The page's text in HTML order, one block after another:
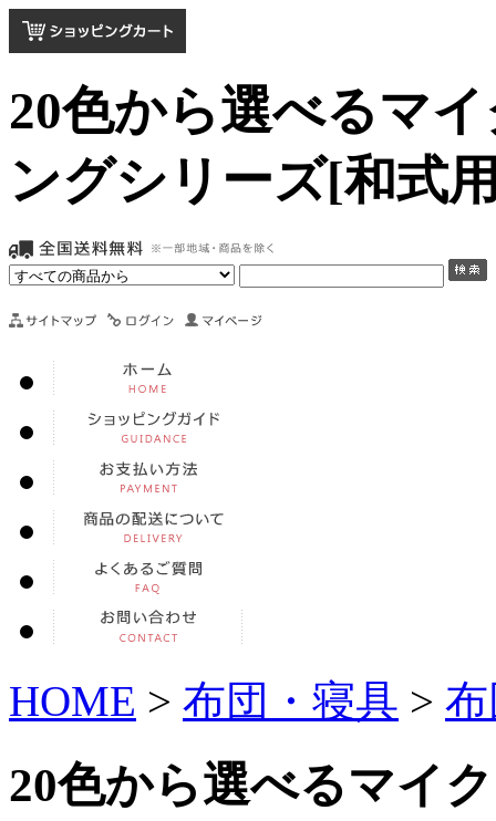
20色から選べるマ
ングシリーズ[和式
HOME > 布団・寝具 >
20色から選べるマイ